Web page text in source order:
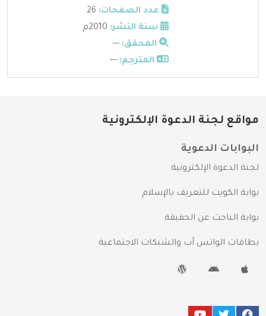
عدد الصفحات:
سنة النشر:
المحقق: ---
المترجم: ---
مواقع لجنة الدعوة الإلكترونية
البوابات الدعوية
لجنة الدعوة الإلكترونية
بوابة الكويت للتعريف بالإسلام
بوابة الباحث عن الحقيقة
بطاقات الواتس آب والشبكات الاجتماعية